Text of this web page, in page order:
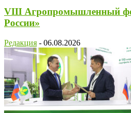
VIII Агропромышленный
России»
Редакция - 06.08.2026